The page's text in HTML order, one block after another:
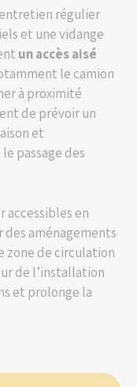
régulier
et une vidange
un accès aisé
le camion
à proximité
de prévoir un
et
passage des
accessibles en
des aménagements
zone de circulation
de l’installation
et prolonge la